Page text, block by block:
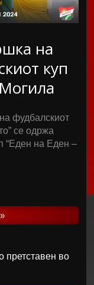
на
куп
фудбалскиот
се одржа
“Еден на Еден –
»
претставен во